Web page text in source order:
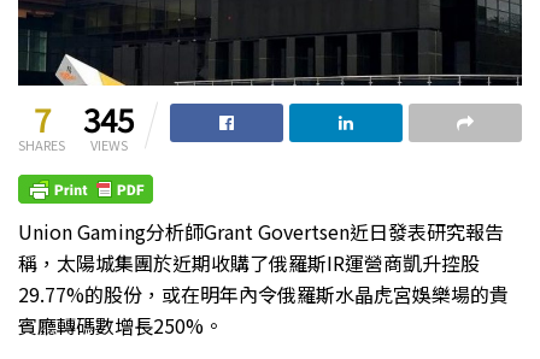
7
SHARES
345
VIEWS
Union Gaming分析師Grant Govertsen近日發表研究報告
稱，太陽城集團於近期收購了俄羅斯IR運營商凱升控股
29.77%的股份，或在明年內令俄羅斯水晶虎宮娛樂場的貴
賓廳轉碼數增長250%。